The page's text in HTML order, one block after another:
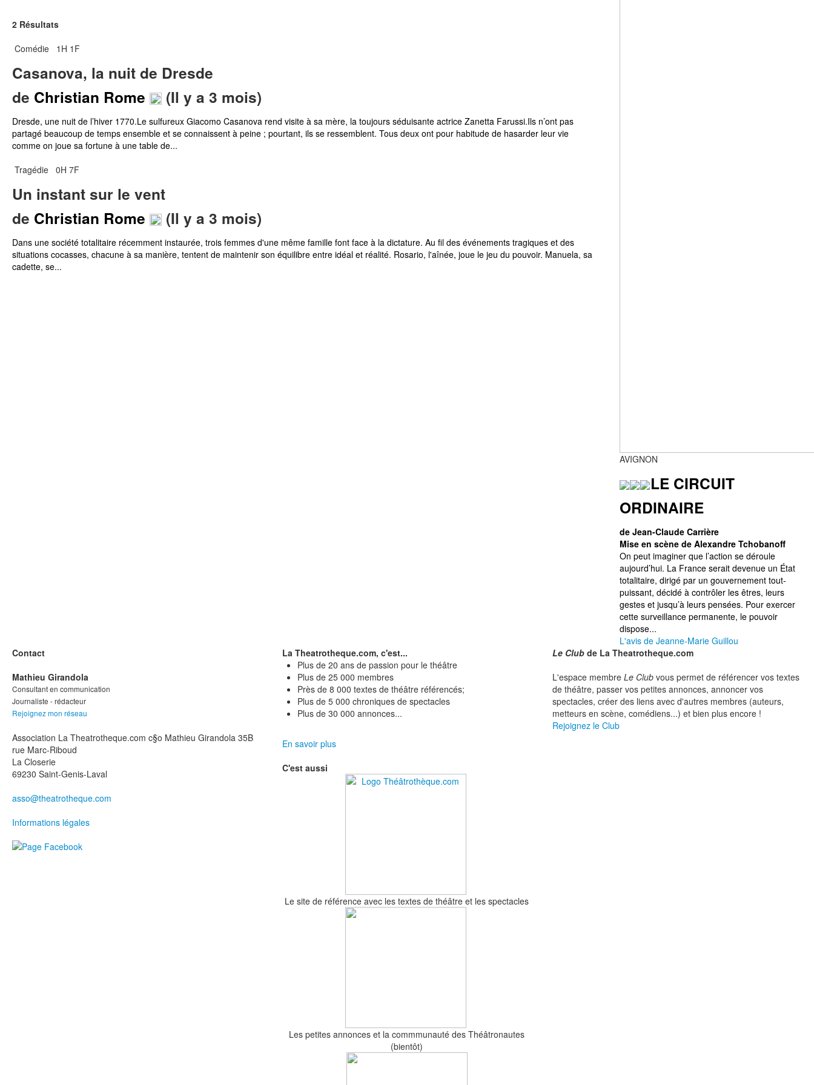
2 Résultats
Comédie
1H 1F
Casanova, la nuit de Dresde
de Christian Rome (Il y a 3 mois)
Dresde, une nuit de l’hiver 1770.Le sulfureux Giacomo Casanova rend visite à sa mère, la toujours séduisante actrice Zanetta Farussi.Ils n’ont pas
partagé beaucoup de temps ensemble et se connaissent à peine ; pourtant, ils se ressemblent. Tous deux ont pour habitude de hasarder leur vie
comme on joue sa fortune à une table de...
Tragédie 0H 7F
Un instant sur le vent
de Christian Rome (Il y a 3 mois)
Dans une société totalitaire récemment instaurée, trois femmes d'une même famille font face à la dictature. Au fil des événements tragiques et des
situations cocasses, chacune à sa manière, tentent de maintenir son équilibre entre idéal et réalité. Rosario, l'aînée, joue le jeu du pouvoir. Manuela, sa
cadette, se...
AVIGNON
LE CIRCUIT
ORDINAIRE
de Jean-Claude Carrière
Mise en scène de Alexandre Tchobanoff
On peut imaginer que l’action se déroule
aujourd’hui. La France serait devenue un État
totalitaire, dirigé par un gouvernement tout-
puissant, décidé à contrôler les êtres, leurs
gestes et jusqu’à leurs pensées. Pour exercer
cette surveillance permanente, le pouvoir
dispose...
L'avis de Jeanne-Marie Guillou
Contact
Mathieu Girandola
Consultant en communication
Journaliste - rédacteur
Rejoignez mon réseau
Association La Theatrotheque.com c§o Mathieu Girandola 35B
rue Marc-Riboud
La Closerie
69230 Saint-Genis-Laval
asso@theatrotheque.com
Informations légales
La Theatrotheque.com, c'est...
Plus de 20 ans de passion pour le théâtre
Plus de 25 000 membres
Près de 8 000 textes de théâtre référencés;
Plus de 5 000 chroniques de spectacles
Plus de 30 000 annonces...
En savoir plus
C'est aussi
Le site de référence avec les textes de théâtre et les spectacles
Les petites annonces et la commmunauté des Théâtronautes
(bientôt)
Le Clubde La Theatrotheque.com
L'espace membre Le Clubvous permet de référencer vos textes
de théâtre, passer vos petites annonces, annoncer vos
spectacles, créer des liens avec d'autres membres (auteurs,
metteurs en scène, comédiens...) et bien plus encore !
Rejoignez le Club